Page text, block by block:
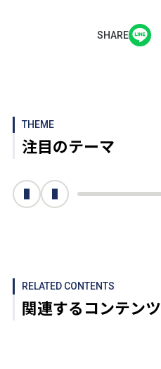
SHARE
THEME
注目のテーマ
RELATED CONTENTS
関連するコンテンツ